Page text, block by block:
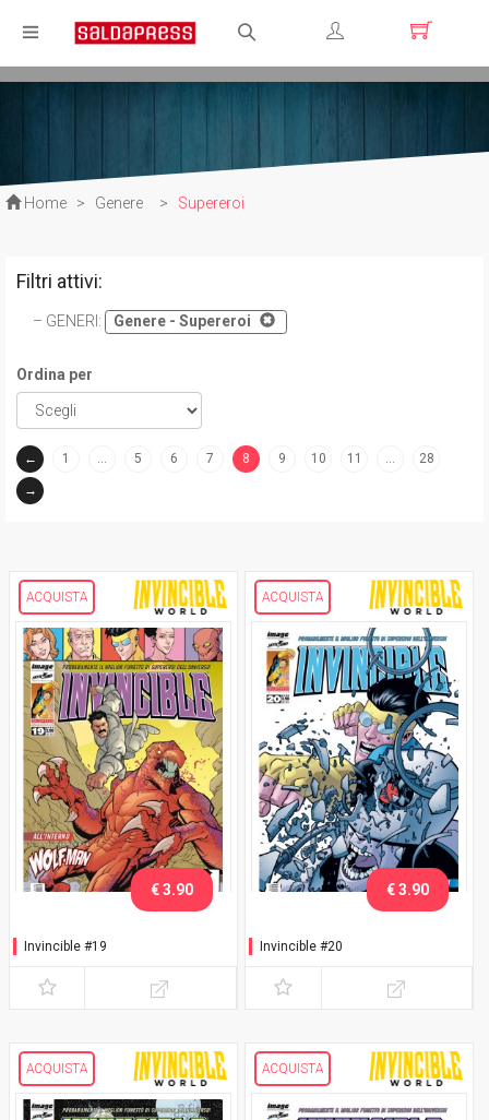
Registrati
Home > Genere > Supereroi
Filtri attivi:
GENERI : Genere - Supereroi
Ordina per
← 1 … 5 6 7
8
9 10 11 … 28
→
ACQUISTA
Invincible #19
€ 3.90
ACQUISTA
Invincible #20
€ 3.90
ACQUISTA ACQUISTA